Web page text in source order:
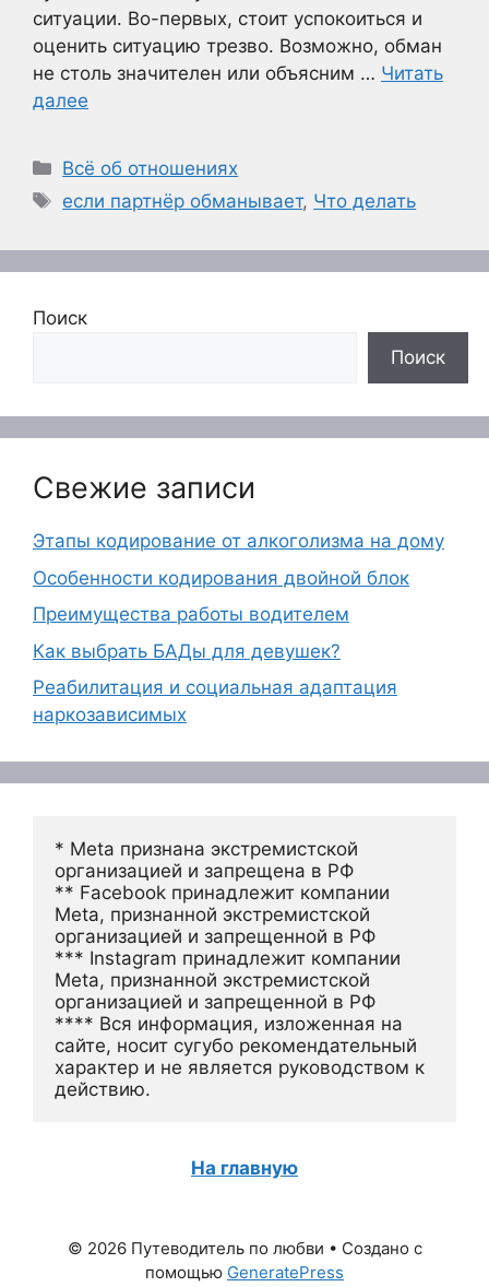
ситуации. Во-первых, стоит успокоиться и
оценить ситуацию трезво. Возможно, обман
не столь значителен или объясним … Читать
далее
Рубрики
Всё об отношениях
Метки
если партнёр обманывает, Что делать
Поиск
Поиск
Свежие записи
Этапы кодирование от алкоголизма на дому
Особенности кодирования двойной блок
Преимущества работы водителем
Как выбрать БАДы для девушек?
Реабилитация и социальная адаптация
наркозависимых
* Meta признана экстремистской
организацией и запрещена в РФ
** Facebook принадлежит компании
Meta, признанной экстремистской
организацией и запрещенной в РФ
*** Instagram принадлежит компании
Meta, признанной экстремистской
организацией и запрещенной в РФ
**** Вся информация, изложенная на
сайте, носит сугубо рекомендательный
характер и не является руководством к
действию.
На главную
© 2026 Путеводитель по любви • Создано с
помощью GeneratePress